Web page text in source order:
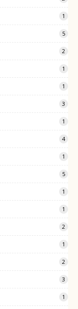
1
5
2
1
1
3
1
4
1
5
1
1
2
1
2
3
1